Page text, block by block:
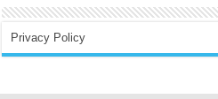
Privacy Policy